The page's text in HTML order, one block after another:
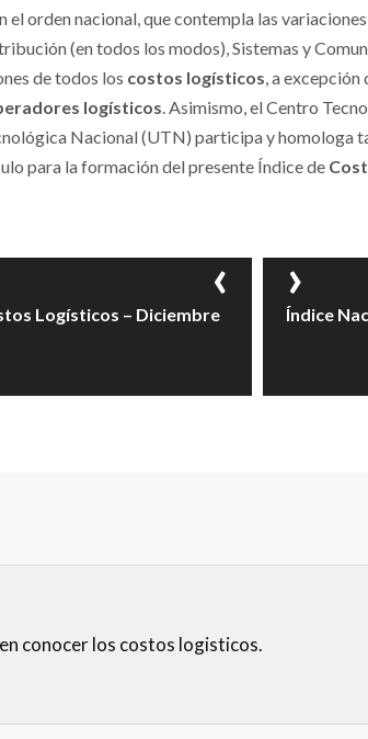
el orden nacional, que contempla las
(en todos los modos), Sistemas y
de todos los costos logísticos, a excepción
logísticos. Asimismo, el Centro
Nacional (UTN) participa y homologa
para la formación del presente Índice de
Logísticos – Diciembre
Índice
conocer los costos logisticos.